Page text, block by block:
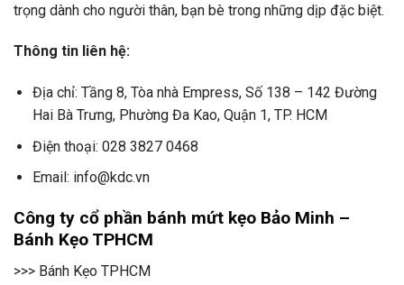
trọng dành cho người thân, bạn bè trong những dịp đặc biệt.
Thông tin liên hệ:
Địa chỉ: Tầng 8, Tòa nhà Empress, Số 138 – 142 Đường
Hai Bà Trưng, Phường Đa Kao, Quận 1, TP. HCM
Điện thoại: 028 3827 0468
Email: info@kdc.vn
Công ty cổ phần bánh mứt kẹo Bảo Minh –
Bánh Kẹo TPHCM
>>> Bánh Kẹo TPHCM